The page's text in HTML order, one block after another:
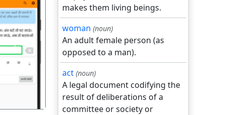
अगला
makes them living beings.
woman (noun)
An adult female person (as
opposed to a man).
act (noun)
A legal document codifying the
result of deliberations of a
committee or society or